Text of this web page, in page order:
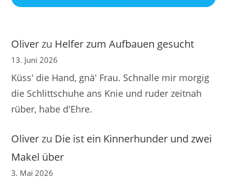
Oliverzu Helfer zum Aufbauen gesucht
13. Juni 2026
Küss' die Hand, gnä' Frau. Schnalle mir morgig
die Schlittschuhe ans Knie und ruder zeitnah
rüber, habe d'Ehre.
Oliverzu Die ist ein Kinnerhunder und zwei
Makel über
3. Mai 2026